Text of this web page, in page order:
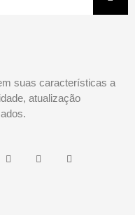
suas características a
atualização